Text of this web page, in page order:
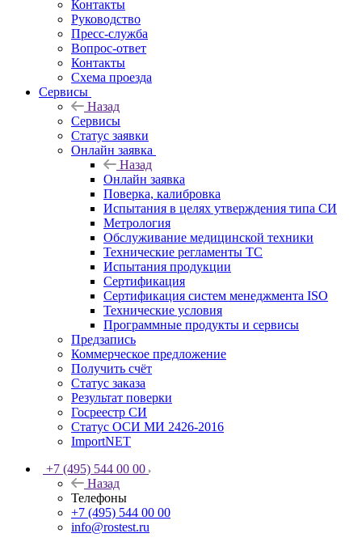
Контакты
Руководство
Пресс-служба
Вопрос-ответ
Контакты
Схема проезда
Сервисы
Назад
Сервисы
Статус заявки
Онлайн заявка
Назад
Онлайн заявка
Поверка, калибровка
Испытания в целях утверждения типа СИ
Метрология
Обслуживание медицинской техники
Технические регламенты ТС
Испытания продукции
Сертификация
Сертификация систем менеджмента ISO
Технические условия
Программные продукты и сервисы
Предзапись
Коммерческое предложение
Получить счёт
Статус заказа
Результат поверки
Госреестр СИ
Статус ОСИ МИ 2426-2016
ImportNET
+7 (495) 544 00 00
Назад
Телефоны
+7 (495) 544 00 00
info@rostest.ru